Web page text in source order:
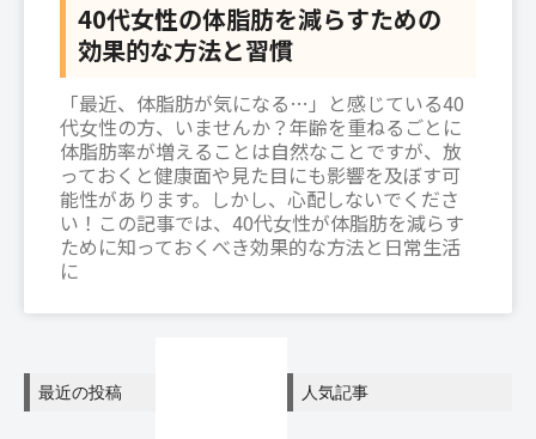
40代女性の体脂肪を減らすための
効果的な方法と習慣
「最近、体脂肪が気になる…」と感じている40
代女性の方、いませんか？年齢を重ねるごとに
体脂肪率が増えることは自然なことですが、放
っておくと健康面や見た目にも影響を及ぼす可
能性があります。しかし、心配しないでくださ
い！この記事では、40代女性が体脂肪を減らす
ために知っておくべき効果的な方法と日常生活
に
最近の投稿 人気記事